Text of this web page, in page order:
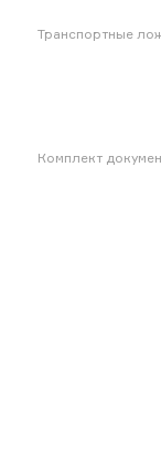
Транспортные
Комплект